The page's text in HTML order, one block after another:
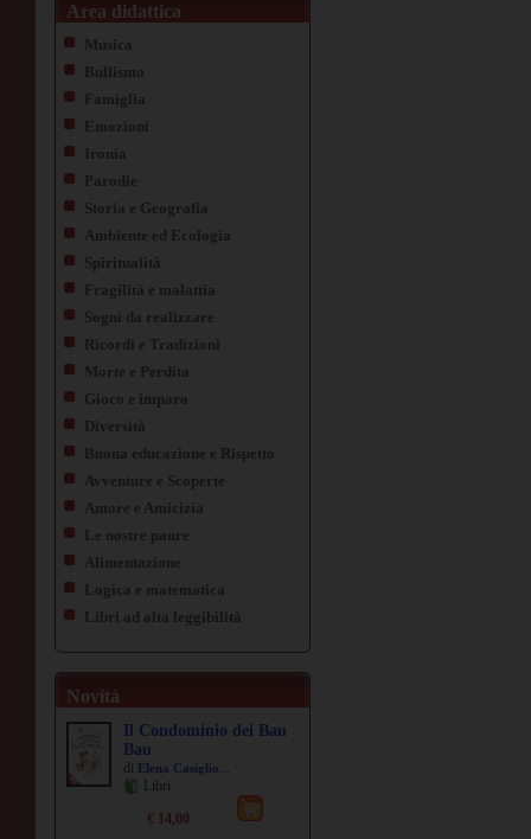
Area didattica
Musica
Bullismo
Famiglia
Emozioni
Ironia
Parodie
Storia e Geografia
Ambiente ed Ecologia
Spiritualità
Fragilità e malattia
Sogni da realizzare
Ricordi e Tradizioni
Morte e Perdita
Gioco e imparo
Diversità
Buona educazione e Rispetto
Avventure e Scoperte
Amore e Amicizia
Le nostre paure
Alimentazione
Logica e matematica
Libri ad alta leggibilità
Novità
Il Condominio dei Bau
Bau
di Elena Casiglio...
Libri
€ 14,00